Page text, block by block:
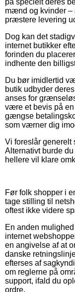
på specielt deres
mænd og kvinder –
præstere levering
Dog kan det
internet butikker
forinden du
indhente den
Du bør imidlertid
butik udbyder
anses for
være et bevis på
gængse
som værner dig
Vi foreslår generelt
Alternativt burde
hellere vil klare
Før folk shopper i
tage stilling til
oftest ikke videre
En anden
internet
en angivelse af at
danske
efterses af
om reglerne på
support, ifald du
ordre.